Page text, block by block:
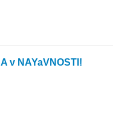
v NAYaVNOSTI!